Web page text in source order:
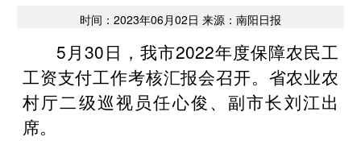
时间：2023年06月02日 来源：南阳日报
5月30日，我市2022年度保障农民工
工资支付工作考核汇报会召开。省农业农
村厅二级巡视员任心俊、副市长刘江出
席。